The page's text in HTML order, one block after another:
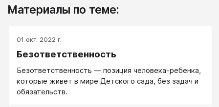
Материалы по теме:
01 окт. 2022 г.
Безответственность
Безответственность — позиция человека-ребенка,
которые живет в мире Детского сада, без задач и
обязательств.